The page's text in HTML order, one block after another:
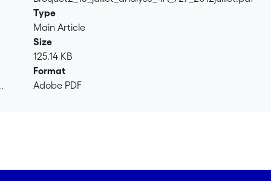
Type
Main Article
Size
125.14 KB
Format
Adobe PDF